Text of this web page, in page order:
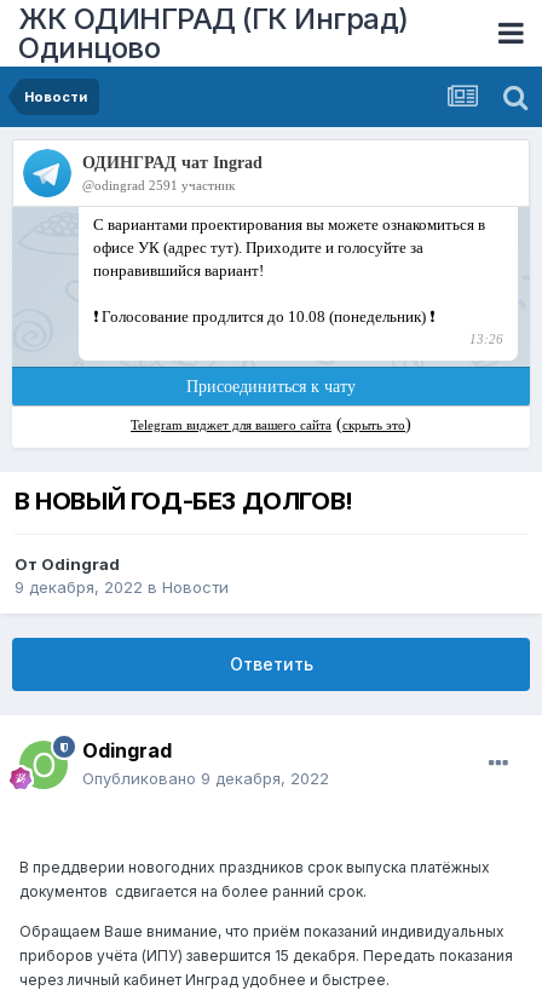
ЖК ОДИНГРАД (ГК Инград)
Одинцово
Новости
В НОВЫЙ ГОД-БЕЗ ДОЛГОВ!
От Odingrad
9 декабря, 2022 в Новости
Ответить
Odingrad
Опубликовано 9 декабря, 2022
В преддверии новогодних праздников срок выпуска платёжных
документов сдвигается на более ранний срок.
Обращаем Ваше внимание, что приём показаний индивидуальных
приборов учёта (ИПУ) завершится 15 декабря. Передать показания
через личный кабинет Инград удобнее и быстрее.